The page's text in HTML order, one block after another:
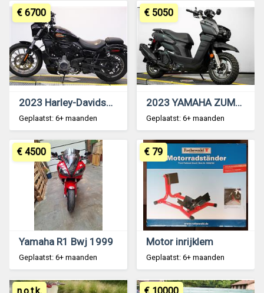
2023 Harley-Davidson Nightster Special
Geplaatst: 6+ maanden
€ 6700
2023 YAMAHA ZUMA 125
Geplaatst: 6+ maanden
€ 5050
Yamaha R1 Bwj 1999
Geplaatst: 6+ maanden
€ 4500
Motor inrijklem
Geplaatst: 6+ maanden
€ 79